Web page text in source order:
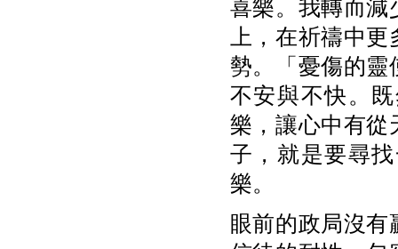
喜樂。我轉而減
上，在祈禱中
勢。
「憂傷的
不安與不快。
樂，讓心中有從
子，就是要尋
樂。
眼前的政局沒